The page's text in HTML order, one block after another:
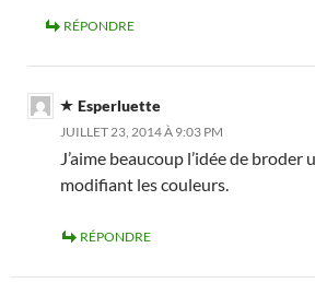
RÉPONDRE
Esperluette
JUILLET 23, 2014 À 9:03 PM
J’aime beaucoup l’idée de broder
modifiant les couleurs.
RÉPONDRE